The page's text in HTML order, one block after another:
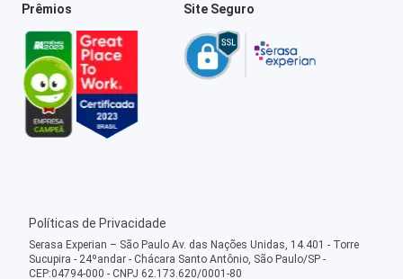
Prêmios Site Seguro
Políticas de Privacidade
Serasa Experian – São Paulo Av. das Nações Unidas, 14.401 - Torre
Sucupira - 24ºandar - Chácara Santo Antônio, São Paulo/SP -
CEP:04794-000 - CNPJ 62.173.620/0001-80